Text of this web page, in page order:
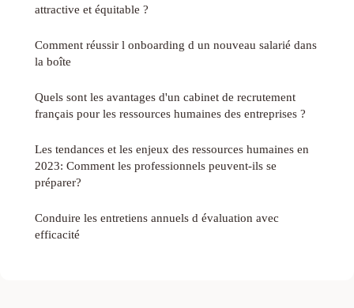
attractive et équitable ?
Comment réussir l onboarding d un nouveau salarié dans
la boîte
Quels sont les avantages d'un cabinet de recrutement
français pour les ressources humaines des entreprises ?
Les tendances et les enjeux des ressources humaines en
2023: Comment les professionnels peuvent-ils se
préparer?
Conduire les entretiens annuels d évaluation avec
efficacité